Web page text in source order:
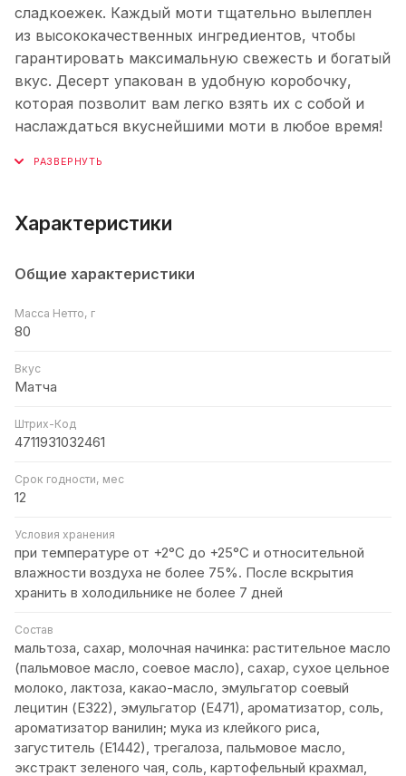
сладкоежек. Каждый моти тщательно вылеплен
из высококачественных ингредиентов, чтобы
гарантировать максимальную свежесть и богатый
вкус. Десерт упакован в удобную коробочку,
которая позволит вам легко взять их с собой и
наслаждаться вкуснейшими моти в любое время!
Характеристики
Общие характеристики
Масса Нетто, г
80
Вкус
Матча
Штрих-Код
4711931032461
Срок годности, мес
12
Условия хранения
при температуре от +2°С до +25°С и относительной
влажности воздуха не более 75%. После вскрытия
хранить в холодильнике не более 7 дней
Состав
мальтоза, сахар, молочная начинка: растительное масло
(пальмовое масло, соевое масло), сахар, сухое цельное
молоко, лактоза, какао-масло, эмульгатор соевый
лецитин (Е322), эмульгатор (Е471), ароматизатор, соль,
ароматизатор ванилин; мука из клейкого риса,
загуститель (Е1442), трегалоза, пальмовое масло,
экстракт зеленого чая, соль, картофельный крахмал,